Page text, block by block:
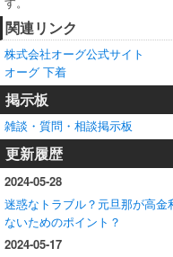
関連リンク
株式会社オーグ公式サイト
オーグ 下着
掲示板
雑談・質問・相談掲示板
更新履歴
2024-05-28
迷惑なトラブル？元旦那が高
ないためのポイント？
2024-05-17